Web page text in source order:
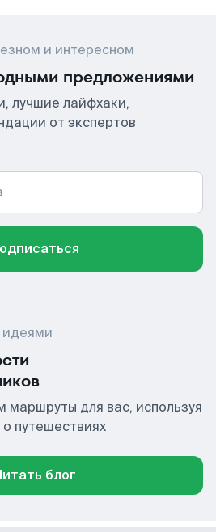
и интересном
предложениями
лучшие лайфхаки,
от экспертов
для вас, используя
путешествиях
блог